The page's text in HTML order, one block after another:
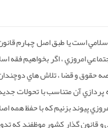
است يا طبق اصل چهارم
امروزي ، اگر بخواهيم فقه
و قضا ، تلاش هاي
آن متناسب با تحولات
پيوند بزنيم كه با حفظ
گذار كشور موظفند كه